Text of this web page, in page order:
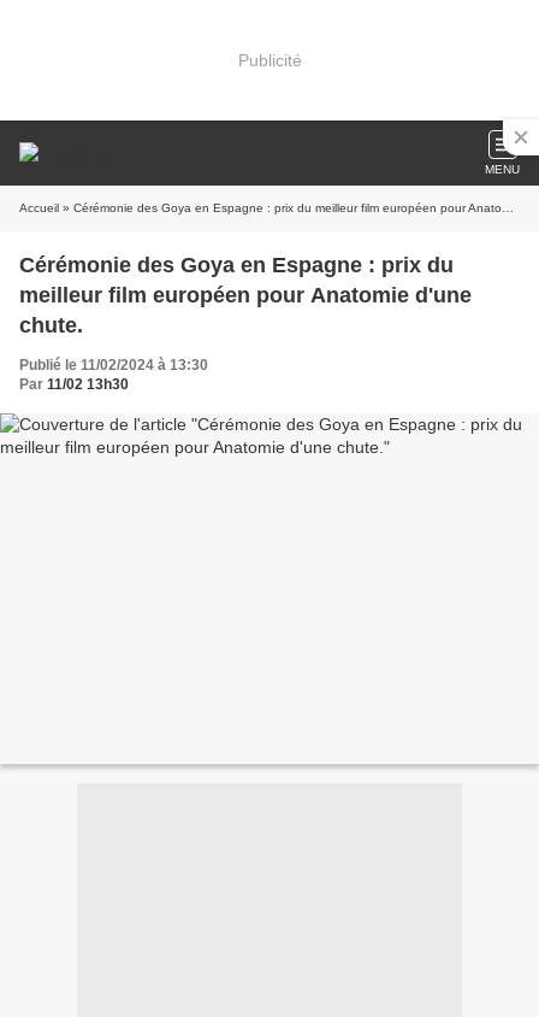
Publicité
MENU
Accueil » Cérémonie des Goya en Espagne : prix du meilleur film européen pour Anatomie d'une chute.
Cérémonie des Goya en Espagne : prix du
meilleur film européen pour Anatomie d'une
chute.
Publié le 11/02/2024 à 13:30
Par 11/02 13h30